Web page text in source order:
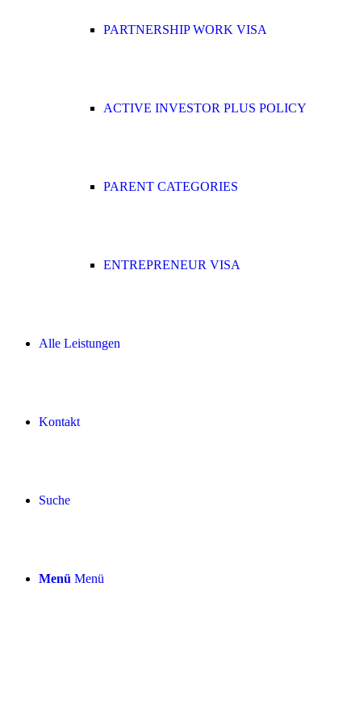
PARTNERSHIP WORK VISA
ACTIVE INVESTOR PLUS POLICY
PARENT CATEGORIES
ENTREPRENEUR VISA
Alle Leistungen
Kontakt
Suche
Menü Menü